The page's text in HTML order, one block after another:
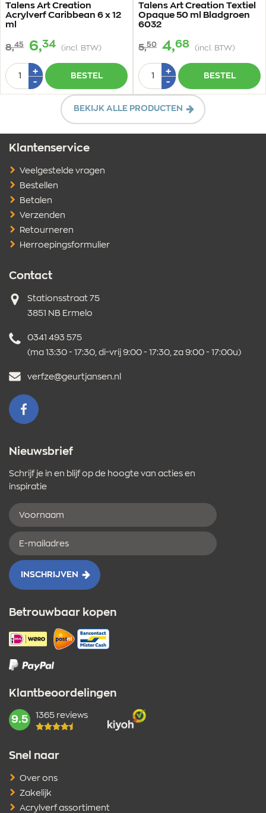
Talens Art Creation
Acrylverf Caribbean 6 x 12
ml
8,45 6,34 (incl. BTW)
Aantal
+Plus
-Min
1
BESTEL
Talens Art Creation Textiel
Opaque 50 ml Bladgroen
6032
5,50 4,68 (incl. BTW)
Aantal
+Plus
-Min
1
BESTEL
BEKIJK ALLE PRODUCTEN
Klantenservice
Veelgestelde vragen
Bestellen
Betalen
Verzenden
Retourneren
Herroepingsformulier
Contact
Adres
Stationsstraat 75
3851 NB Ermelo
Telefoonnummer
0341 493 575
(ma 13:30 - 17:30, di-vrij 9:00 - 17:30, za 9:00 - 17:00u)
E-
verfze@geurtjansen.nl
VOLG ONS OP FACEBOOK
Nieuwsbrief
Schrijf je in en blijf op de hoogte van acties en
inspiratie
Voornaam
E-
mailadres
INSCHRIJVEN
Betrouwbaar kopen
Klantbeoordelingen
mark:
9.5 1365 reviews
Snel naar
Over ons
Zakelijk
Acrylverf assortiment